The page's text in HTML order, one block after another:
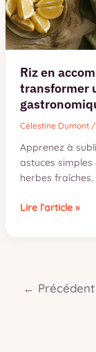
naturels
à
collecter
Riz en
transformer
Célestine Dumont /
Apprenez à
astuces
herbes fraîches.
Riz
techniques
Lire l’article »
← Précédent